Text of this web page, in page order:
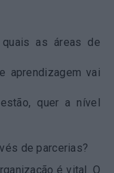
as áreas de
aprendizagem vai
quer a nível
de parcerias?
é vital. O